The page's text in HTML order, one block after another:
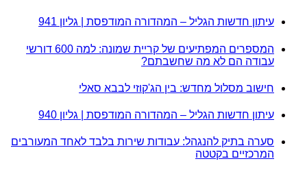
עיתון חדשות הגליל – המהדורה המודפסת | גליון 941
המספרים המפתיעים של קריית שמונה: למה 600 דורשי
עבודה הם לא מה שחשבתם?
חישוב מסלול מחדש: בין הג'קוזי לבבא סאלי
עיתון חדשות הגליל – המהדורה המודפסת | גליון 940
סערה בתיק להנגהל: עבודות שירות בלבד לאחד המעורבים
המרכזיים בקטטה